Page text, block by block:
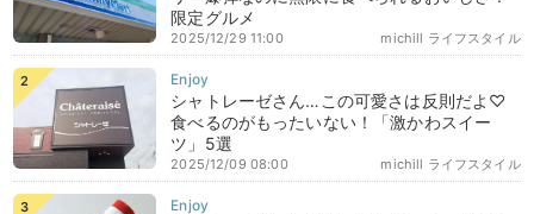
限定グルメ
michill ライフスタイル
2025/12/29 11:00
シャトレーゼさん…この可愛さは反則だよ♡
食べるのがもったいない！「激かわスイー
ツ」5選
michill ライフスタイル
2025/12/09 08:00